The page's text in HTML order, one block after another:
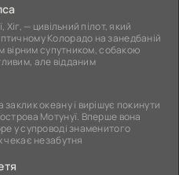
Хіг, — цивільний пілот, який
Колорадо на занедбаній
вірним супутником, собакою
але відданим
заклик океану і вирішує покинути
Мотунуї. Вперше вона
у супроводі знаменитого
чекає незабутня